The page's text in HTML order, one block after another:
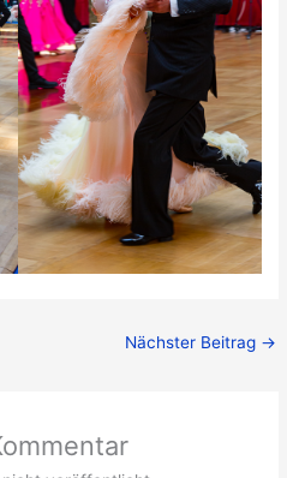
Nächster Beitrag →